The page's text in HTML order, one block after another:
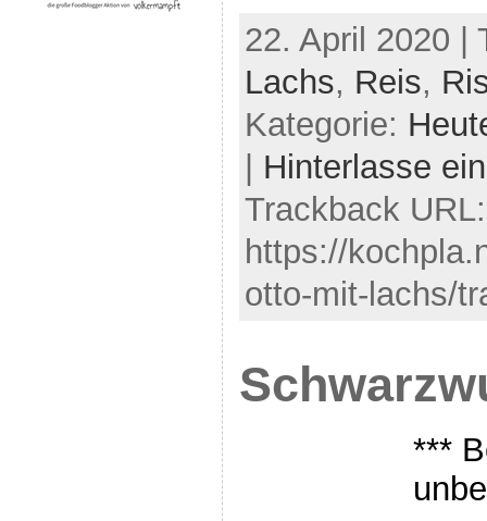
22. April 2020 |
Lachs, Reis,
Kategorie:
Hinterlasse
Trackback URL:
https://
otto-mit-lachs/
***